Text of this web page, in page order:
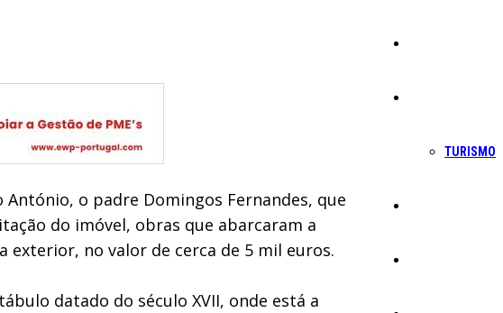
TURISMO
o padre Domingos Fernandes, que
do imóvel, obras que abarcaram a
no valor de cerca de 5 mil euros.
datado do século XVII, onde está a